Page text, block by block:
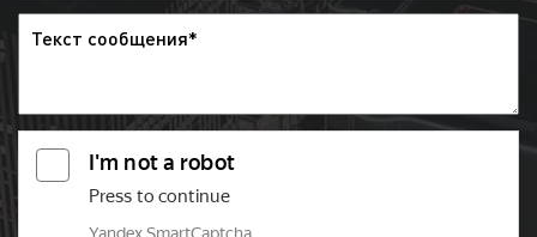
Телевидение смотрят:
люди разных возрастов, вкусов и убеждений;
занимающиеся спортом, ведущие активный
состоятельные и бюджетники.